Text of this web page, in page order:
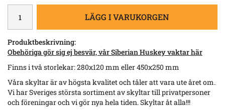
LÄGG I VARUKORGEN
Produktbeskrivning:
Obehöriga gör sig ej besvär, vår Siberian Huskey vaktar här
Finns i två storlekar: 280x120 mm eller 450x250 mm
Våra skyltar är av högsta kvalitet och tåler att vara ute året om.
Vi har Sveriges största sortiment av skyltar till privatpersoner
och föreningar och vi gör nya hela tiden. Skyltar åt alla!!!